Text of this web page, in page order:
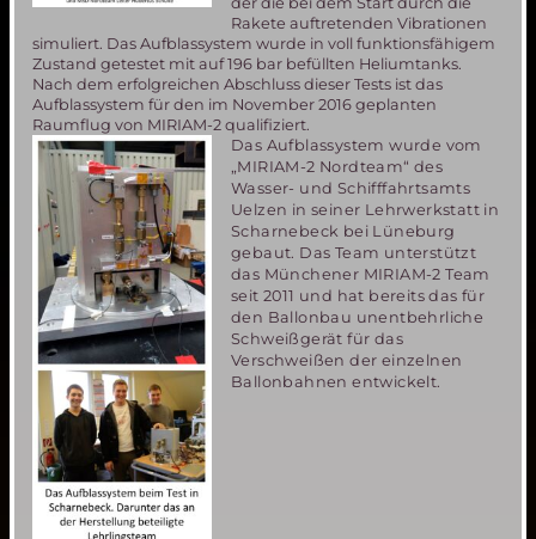
Rakete auftretenden Vibrationen
simuliert. Das Aufblassystem wurde in voll funktionsfähigem
Zustand getestet mit auf 196 bar befüllten Heliumtanks.
Nach dem erfolgreichen Abschluss dieser Tests ist das
Aufblassystem für den im November 2016 geplanten
Raumflug von MIRIAM-2 qualifiziert.
Das Aufblassystem wurde vom
„MIRIAM-2 Nordteam“ des
Wasser- und Schifffahrtsamts
Uelzen in seiner Lehrwerkstatt in
Scharnebeck bei Lüneburg
gebaut. Das Team unterstützt
das Münchener MIRIAM-2 Team
seit 2011 und hat bereits das für
den Ballonbau unentbehrliche
Schweißgerät für das
Verschweißen der einzelnen
Ballonbahnen entwickelt.